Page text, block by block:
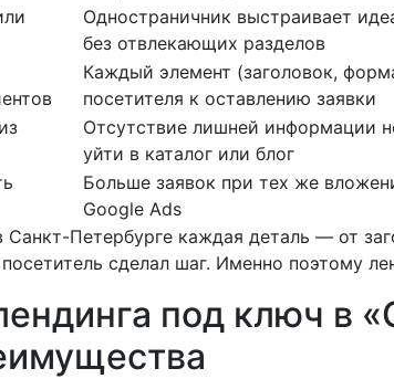
Одностраничник выстраивает
без отвлекающих разделов
Каждый элемент (заголовок,
посетителя к оставлению заявки
Отсутствие лишней информации
уйти в каталог или блог
Больше заявок при тех же
Google Ads
Санкт-Петербурге каждая деталь — от
сделал шаг. Именно поэтому
под ключ в